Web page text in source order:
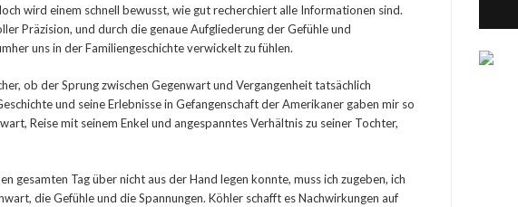
wird einem schnell bewusst, wie gut recherchiert alle Informationen sind.
Präzision, und durch die genaue Aufgliederung der Gefühle und
uns in der Familiengeschichte verwickelt zu fühlen.
ob der Sprung zwischen Gegenwart und Vergangenheit tatsächlich
und seine Erlebnisse in Gefangenschaft der Amerikaner gaben mir so
Reise mit seinem Enkel und angespanntes Verhältnis zu seiner Tochter,
gesamten Tag über nicht aus der Hand legen konnte, muss ich zugeben, ich
die Gefühle und die Spannungen. Köhler schafft es Nachwirkungen auf